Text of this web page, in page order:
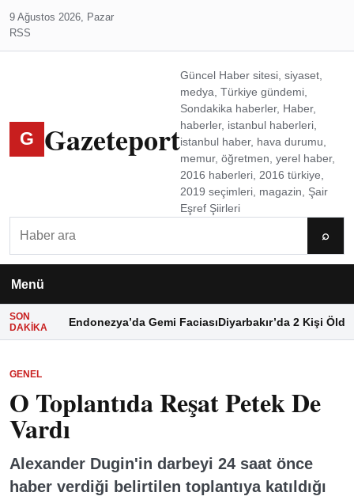
9 Ağustos 2026, Pazar
RSS
G Gazeteport
Güncel Haber sitesi, siyaset,
medya, Türkiye gündemi,
Sondakika haberler, Haber,
haberler, istanbul haberleri,
istanbul haber, hava durumu,
memur, öğretmen, yerel haber,
2016 haberleri, 2016 türkiye,
2019 seçimleri, magazin, Şair
Eşref Şiirleri
⌕
Menü
SON
DAKIKA
Endonezya’da Gemi FaciasıDiyarbakır’da 2 Kişi Öldü
GENEL
O Toplantıda Reşat Petek De
Vardı
Alexander Dugin'in darbeyi 24 saat önce
haber verdiği belirtilen toplantıya katıldığı